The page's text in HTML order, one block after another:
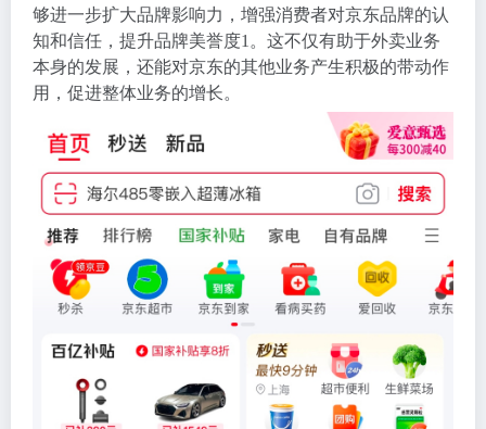
够进一步扩大品牌影响力，增强消费者对京东品牌的认
知和信任，提升品牌美誉度1 。这不仅有助于外卖业务
本身的发展，还能对京东的其他业务产生积极的带动作
用，促进整体业务的增长。